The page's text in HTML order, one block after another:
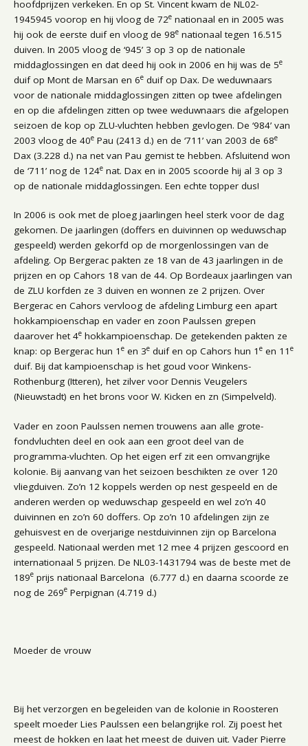
hoofdprijzen verkeken. En op St. Vincent kwam de NL02-
1945945 voorop en hij vloog de 72e nationaal en in 2005 was
hij ook de eerste duif en vloog de 98e nationaal tegen 16.515
duiven. In 2005 vloog de ‘945’ 3 op 3 op de nationale
middaglossingen en dat deed hij ook in 2006 en hij was de 5e
duif op Mont de Marsan en 6e duif op Dax. De weduwnaars
voor de nationale middaglossingen zitten op twee afdelingen
en op die afdelingen zitten op twee weduwnaars die afgelopen
seizoen de kop op ZLU-vluchten hebben gevlogen. De ‘984’ van
2003 vloog de 40e Pau (2413 d.) en de ‘711’ van 2003 de 68e
Dax (3.228 d.) na net van Pau gemist te hebben. Afsluitend won
de ‘711’ nog de 124e nat. Dax en in 2005 scoorde hij al 3 op 3
op de nationale middaglossingen. Een echte topper dus!
In 2006 is ook met de ploeg jaarlingen heel sterk voor de dag
gekomen. De jaarlingen (doffers en duivinnen op weduwschap
gespeeld) werden gekorfd op de morgenlossingen van de
afdeling. Op Bergerac pakten ze 18 van de 43 jaarlingen in de
prijzen en op Cahors 18 van de 44. Op Bordeaux jaarlingen van
de ZLU korfden ze 3 duiven en wonnen ze 2 prijzen. Over
Bergerac en Cahors vervloog de afdeling Limburg een apart
hokkampioenschap en vader en zoon Paulssen grepen
daarover het 4e hokkampioenschap. De getekenden pakten ze
knap: op Bergerac hun 1e en 3e duif en op Cahors hun 1e en 11e
duif. Bij dat kampioenschap is het goud voor Winkens-
Rothenburg (Itteren), het zilver voor Dennis Veugelers
(Nieuwstadt) en het brons voor W. Kicken en zn (Simpelveld).
Vader en zoon Paulssen nemen trouwens aan alle grote-
fondvluchten deel en ook aan een groot deel van de
programma-vluchten. Op het eigen erf zit een omvangrijke
kolonie. Bij aanvang van het seizoen beschikten ze over 120
vliegduiven. Zo’n 12 koppels werden op nest gespeeld en de
anderen werden op weduwschap gespeeld en wel zo’n 40
duivinnen en zo’n 60 doffers. Op zo’n 10 afdelingen zijn ze
gehuisvest en de overjarige nestduivinnen zijn op Barcelona
gespeeld. Nationaal werden met 12 mee 4 prijzen gescoord en
internationaal 5 prijzen. De NL03-1431794 was de beste met de
189e prijs nationaal Barcelona (6.777 d.) en daarna scoorde ze
nog de 269e Perpignan (4.719 d.)
Moeder de vrouw
Bij het verzorgen en begeleiden van de kolonie in Roosteren
speelt moeder Lies Paulssen een belangrijke rol. Zij poest het
meest de hokken en laat het meest de duiven uit. Vader Pierre